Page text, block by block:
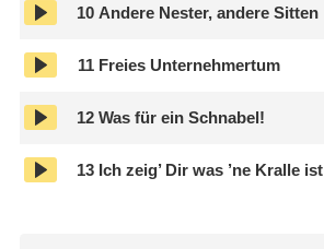
10 Andere Nester, andere Sitten
11 Freies Unternehmertum
12 Was für ein Schnabel!
13 Ich zeig’ Dir was ’ne Kralle ist